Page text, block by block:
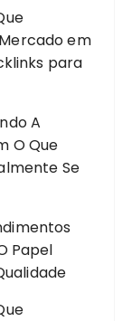
em
para
A
O Que
Se
Papel